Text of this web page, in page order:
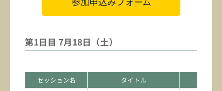
第1日目 7月18日（土）
セッション名 タイトル